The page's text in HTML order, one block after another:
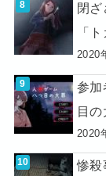
閉ざ
「
2020
参
目の
2020
惨殺